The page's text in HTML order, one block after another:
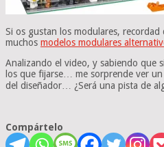
Si os gustan los modulares,
muchos modelos modulares
Analizando el video, y sabiendo que
los que fijarse… me sorprende ver
del diseñador… ¿Será una pista de
Compártelo